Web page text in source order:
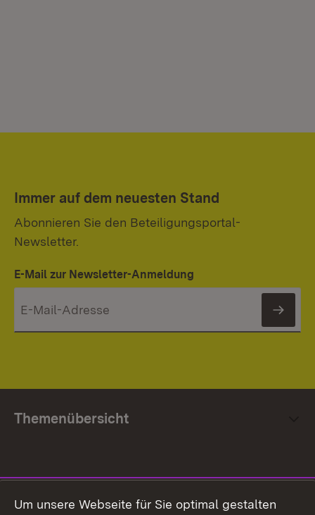
Immer auf dem neuesten Stand
Abonnieren Sie den Beteiligungsportal-
Newsletter.
E-Mail zur Newsletter-Anmeldung
Themenübersicht
Um unsere Webseite für Sie optimal gestalten